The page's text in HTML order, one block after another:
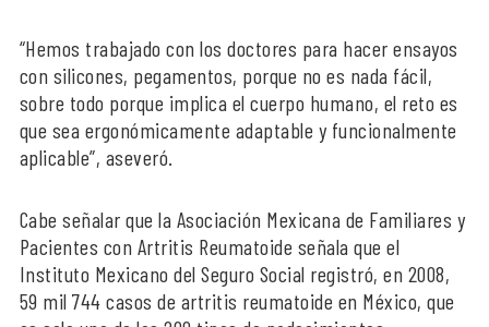
“Hemos trabajado con los doctores para hacer ensayos
con silicones, pegamentos, porque no es nada fácil,
sobre todo porque implica el cuerpo humano, el reto es
que sea ergonómicamente adaptable y funcionalmente
aplicable”, aseveró.
Cabe señalar que la Asociación Mexicana de Familiares y
Pacientes con Artritis Reumatoide señala que el
Instituto Mexicano del Seguro Social registró, en 2008,
59 mil 744 casos de artritis reumatoide en México, que